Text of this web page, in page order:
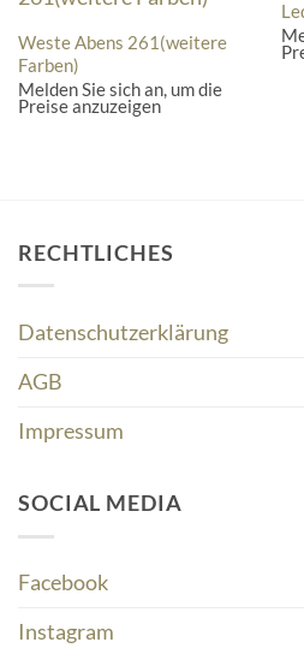
Weste Abens 261(weitere
Farben)
Melden Sie sich an, um die
Preise anzuzeigen
RECHTLICHES
Datenschutzerklärung
AGB
Impressum
SOCIAL MEDIA
Facebook
Instagram